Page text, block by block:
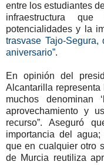
entre los estudiantes
infraestructura
potencialidades y la
trasvase Tajo-
aniversario”.
En opinión del
Alcantarilla
muchos denominan
aprovechamiento y
recurso”. Aseguró
importancia del
que en cualquier otro
de Murcia reutiliza